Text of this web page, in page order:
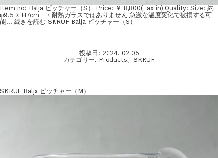
Item no: Balja ピッチャー（S） Price: ￥ 8,800(Tax in) Quality: Size: 約
φ9.5 × H7cm ・耐熱ガラスではありません 急激な温度変化で破損する可
能… 続きを読む SKRUF Balja ピッチャー（S）
投稿日: 2024. 02 05
カテゴリー: Products、 SKRUF
SKRUF Balja ピッチャー（M）